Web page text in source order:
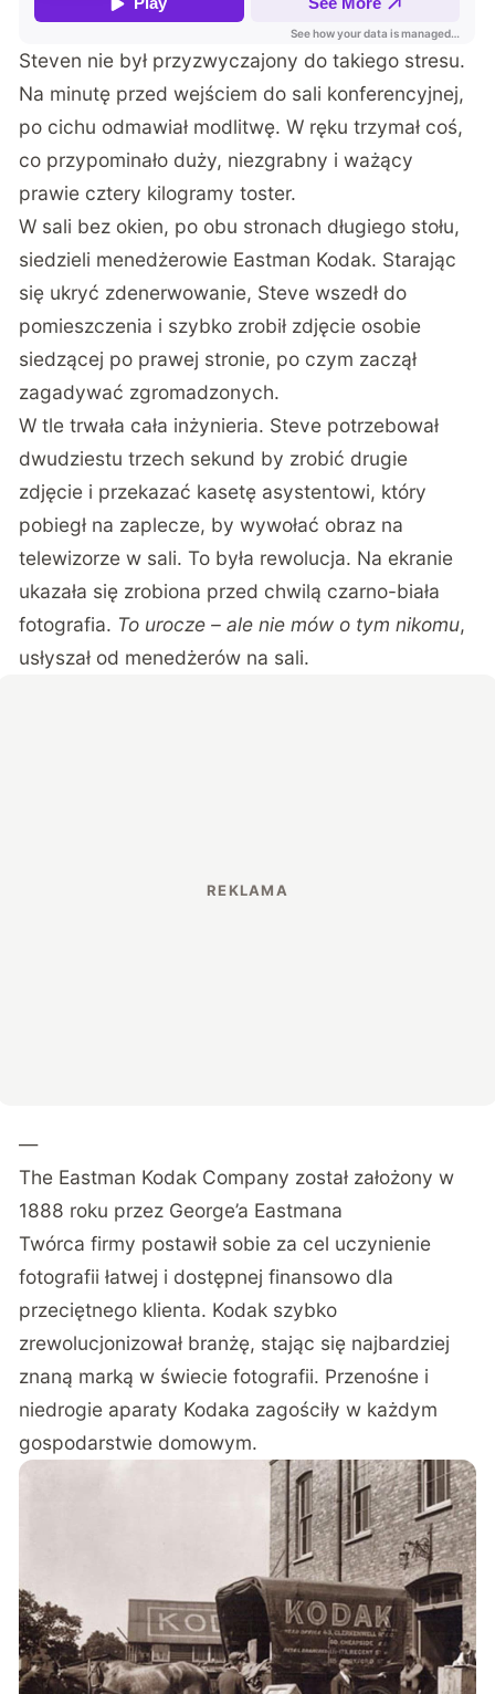
Steven nie był przyzwyczajony do takiego stresu.
Na minutę przed wejściem do sali konferencyjnej,
po cichu odmawiał modlitwę. W ręku trzymał coś,
co przypominało duży, niezgrabny i ważący
prawie cztery kilogramy toster.
W sali bez okien, po obu stronach długiego stołu,
siedzieli menedżerowie Eastman Kodak. Starając
się ukryć zdenerwowanie, Steve wszedł do
pomieszczenia i szybko zrobił zdjęcie osobie
siedzącej po prawej stronie, po czym zaczął
zagadywać zgromadzonych.
W tle trwała cała inżynieria. Steve potrzebował
dwudziestu trzech sekund by zrobić drugie
zdjęcie i przekazać kasetę asystentowi, który
pobiegł na zaplecze, by wywołać obraz na
telewizorze w sali. To była rewolucja. Na ekranie
ukazała się zrobiona przed chwilą czarno-biała
fotografia. To urocze – ale nie mów o tym nikomu,
usłyszał od menedżerów na sali.
—
The Eastman Kodak Company został założony w
1888 roku przez George’a Eastmana
Twórca firmy postawił sobie za cel uczynienie
fotografii łatwej i dostępnej finansowo dla
przeciętnego klienta. Kodak szybko
zrewolucjonizował branżę, stając się najbardziej
znaną marką w świecie fotografii. Przenośne i
niedrogie aparaty Kodaka zagościły w każdym
gospodarstwie domowym.